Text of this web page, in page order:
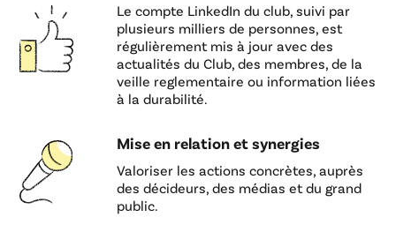
Le compte LinkedIn du club, suivi par
plusieurs milliers de personnes, est
régulièrement mis à jour avec des
actualités du Club, des membres, de la
veille reglementaire ou information liées
à la durabilité.
Mise en relation et synergies
Valoriser les actions concrètes, auprès
des décideurs, des médias et du grand
public.